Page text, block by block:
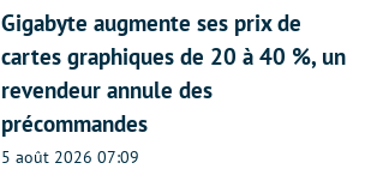
Gigabyte augmente ses prix de
cartes graphiques de 20 à 40 %, un
revendeur annule des
précommandes
5 août 2026 07:09